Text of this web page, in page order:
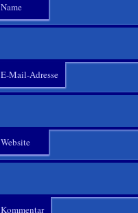
Name
E-Mail-Adresse
Website
Kommentar